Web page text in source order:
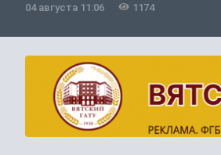
04 августа 11:06 1174